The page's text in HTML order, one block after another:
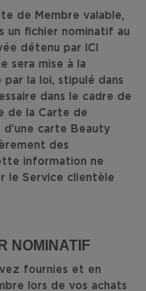
de Membre valable,
un fichier nominatif au
détenu par ICI
sera mise à la
la loi, stipulé dans
dans le cadre de
de la Carte de
d’une carte Beauty
des
information ne
le Service clientèle
NOMINATIF
fournies et en
lors de vos achats